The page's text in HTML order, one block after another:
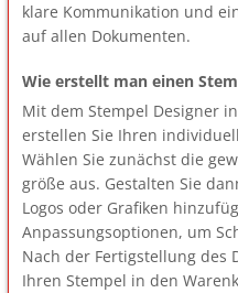
klare Kommunikation und
auf allen Dokumenten.
Wie erstellt man einen
Mit dem Stempel Designer
erstellen Sie Ihren
Wählen Sie zunächst die
größe aus. Gestalten Sie
Logos oder Grafiken
Anpassungsoptionen, um
Nach der Fertigstellung des
Ihren Stempel in den